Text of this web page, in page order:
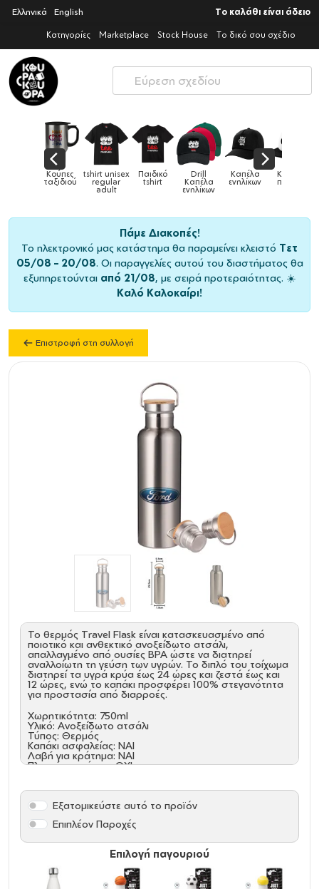
Ελληνικά English Το καλάθι είναι άδειο
Κατηγορίες Marketplace Stock House Το δικό σου σχέδιο
Drill
Καπέλα
Καπέλα
ενηλίκων
Καπέλα
παιδικά Κούπες Κούπες
ειδικές
Πάμε Διακοπές!
Το ηλεκτρονικό μας κατάστημα θα παραμείνει κλειστό Τετ
05/08 – 20/08. Οι παραγγελίες αυτού του διαστήματος θα
εξυπηρετούνται από 21/08, με σειρά προτεραιότητας. ☀️
Καλό Καλοκαίρι!
Επιστροφή στη συλλογή
Το θερμός Travel Flask είναι κατασκευασμένο από
ποιοτικό και ανθεκτικό ανοξείδωτο ατσάλι,
απαλλαγμένο από ουσίες BPA ώστε να διατηρεί
αναλλοίωτη τη γεύση των υγρών. Το διπλό του τοίχωμα
διατηρεί τα υγρά κρύα έως 24 ώρες και ζεστά έως και
12 ώρες, ενώ το καπάκι προσφέρει 100% στεγανότητα
για προστασία από διαρροές.
Χωρητικότητα: 750ml
Υλικό: Ανοξείδωτο ατσάλι
Τύπος: Θερμός
Καπάκι ασφαλείας: ΝΑΙ
Λαβή για κράτημα: ΝΑΙ
Πλυντήριο πιάτων: ΟΧΙ
Όξινα: NAI
Επιλογή παγουριού
Εξατομικεύστε αυτό το προϊόν
Επιπλέον Παροχές